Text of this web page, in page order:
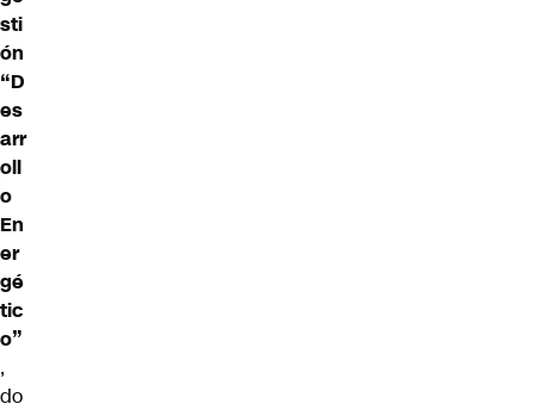
sti
ón
“D
es
arr
oll
o
En
er
gé
tic
o”
,
do